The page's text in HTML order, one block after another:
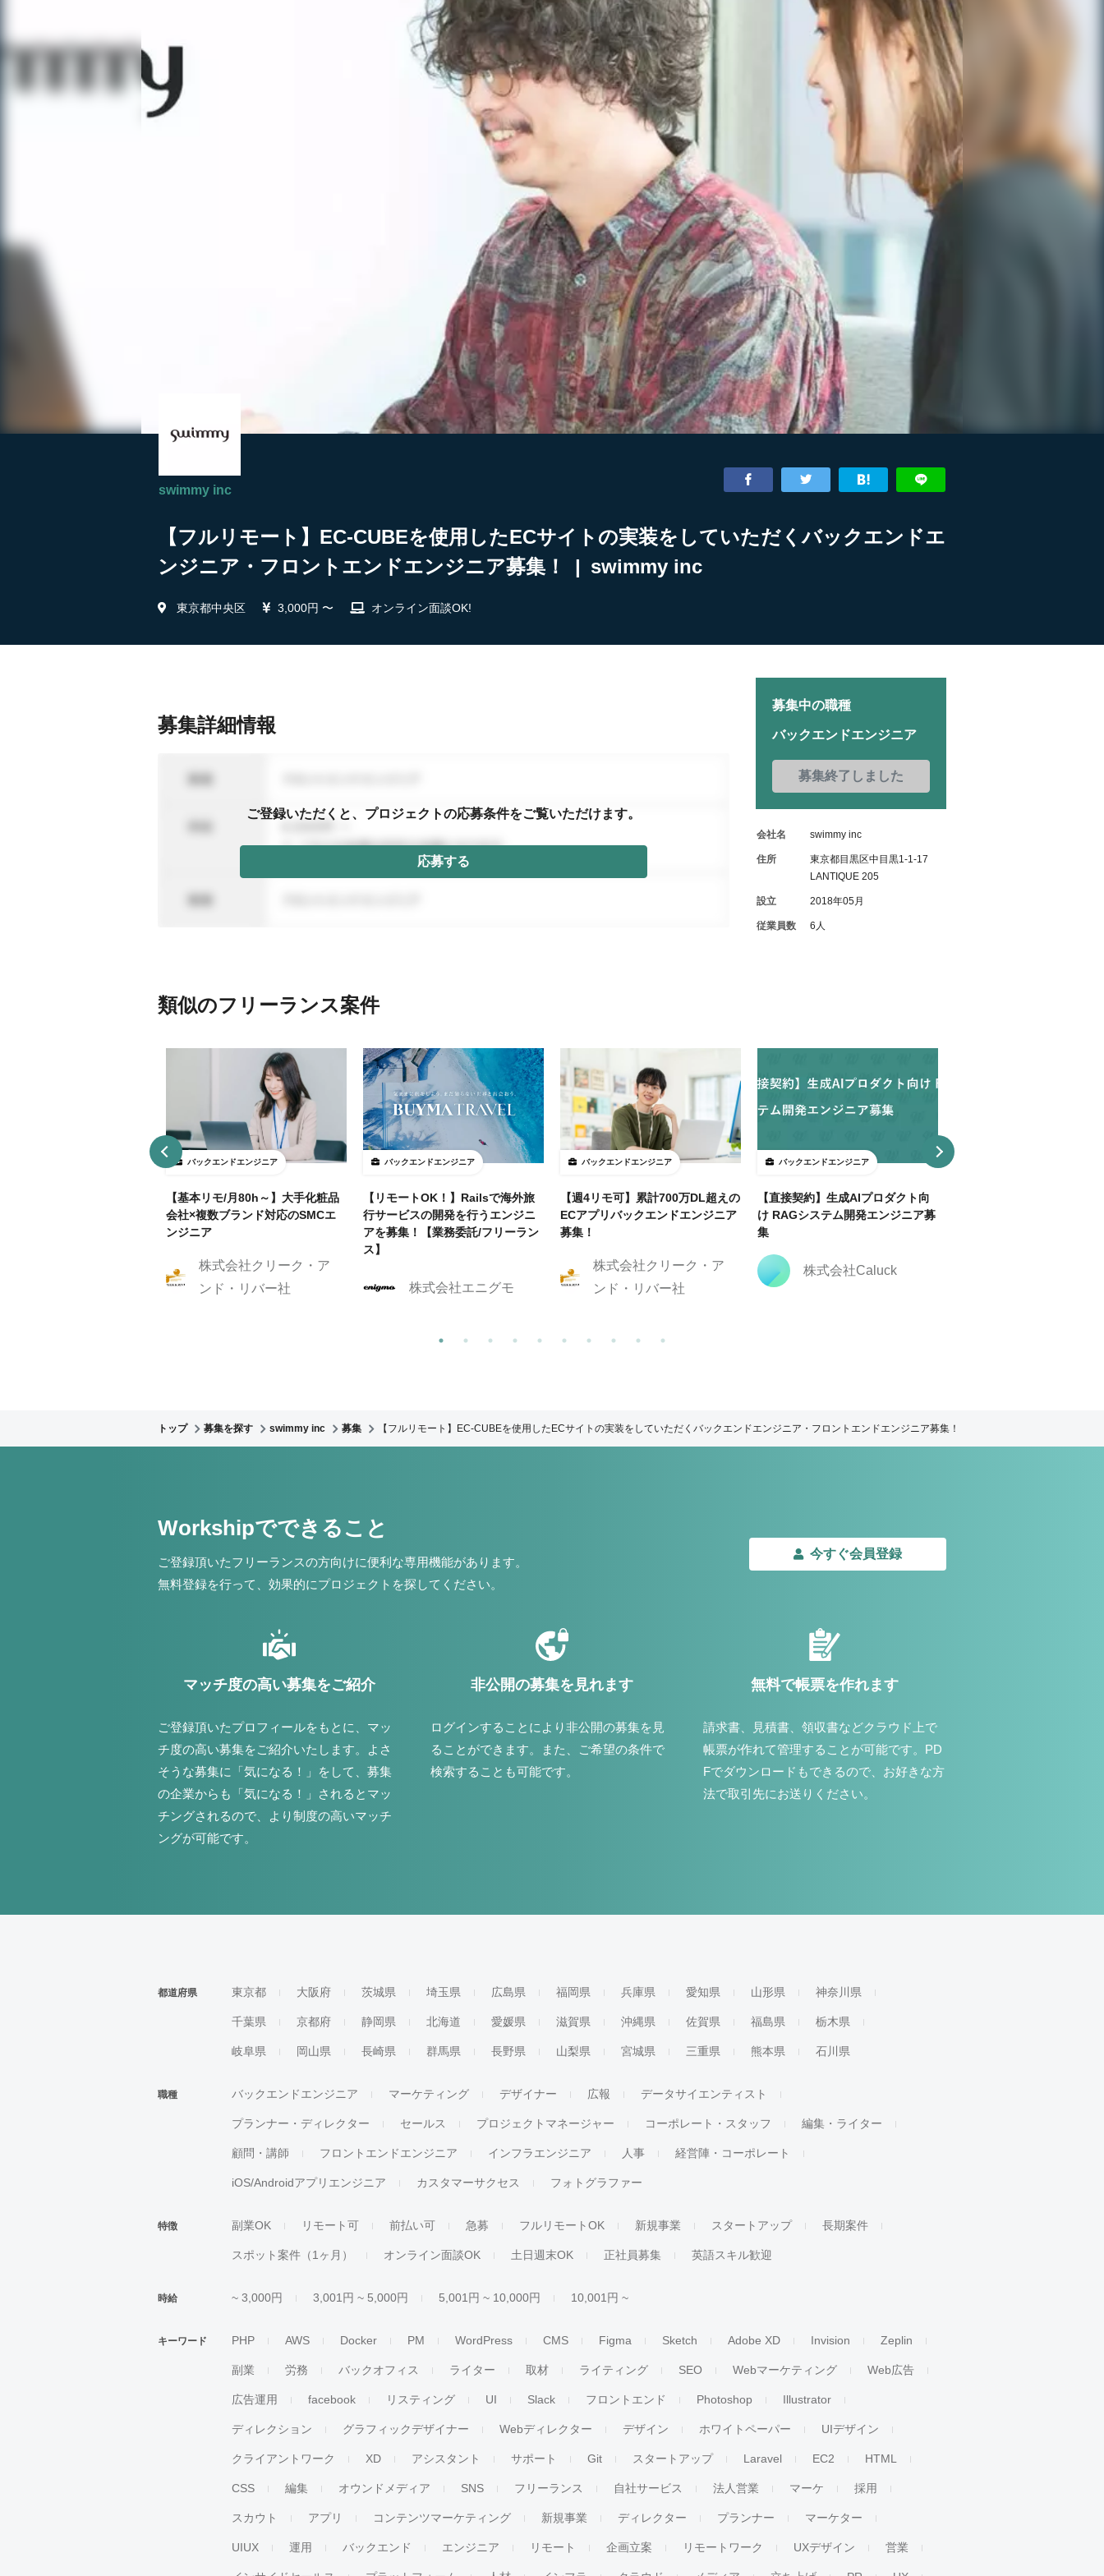
swimmy inc
【フルリモート】EC-CUBEを使用したECサイトの実装をしていただくバックエンドエ
ンジニア・フロントエンドエンジニア募集！ | swimmy inc
東京都中央区 3,000円 〜 オンライン面談OK!
募集詳細情報
ご登録いただくと、プロジェクトの応募条件をご覧いただけます。
応募する
募集中の職種
バックエンドエンジニア
募集終了しました
会社名 swimmy inc
住所
東京都目黒区中目黒1-1-17
LANTIQUE 205
設立 2018年05月
従業員数 6人
類似のフリーランス案件
バックエンドエンジニア
【基本リモ/月80h～】大手化粧品
会社×複数ブランド対応のSMCエ
ンジニア
株式会社クリーク・ア
ンド・リバー社
バックエンドエンジニア
【リモートOK！】Railsで海外旅
行サービスの開発を行うエンジニ
アを募集！【業務委託/フリーラン
ス】
株式会社エニグモ
バックエンドエンジニア
【週4リモ可】累計700万DL超えの
ECアプリバックエンドエンジニア
募集！
株式会社クリーク・ア
ンド・リバー社
バックエンドエンジニア
【直接契約】生成AIプロダクト向
け RAGシステム開発エンジニア募
集
株式会社Caluck
トップ 募集を探す swimmy inc 募集 【フルリモート】EC-CUBEを使用したECサイトの実装をしていただくバックエンドエンジニア・フロントエンドエンジニア募集！
Workshipでできること
ご登録頂いたフリーランスの方向けに便利な専用機能があります。
無料登録を行って、効果的にプロジェクトを探してください。
今すぐ会員登録
マッチ度の高い募集をご紹介
ご登録頂いたプロフィールをもとに、マッ
チ度の高い募集をご紹介いたします。よさ
そうな募集に「気になる！」をして、募集
の企業からも「気になる！」されるとマッ
チングされるので、より制度の高いマッチ
ングが可能です。
非公開の募集を見れます
ログインすることにより非公開の募集を見
ることができます。また、ご希望の条件で
検索することも可能です。
無料で帳票を作れます
請求書、見積書、領収書などクラウド上で
帳票が作れて管理することが可能です。PD
Fでダウンロードもできるので、お好きな方
法で取引先にお送りください。
都道府県 東京都 大阪府 茨城県 埼玉県 広島県 福岡県 兵庫県 愛知県 山形県 神奈川県
千葉県 京都府 静岡県 北海道 愛媛県 滋賀県 沖縄県 佐賀県 福島県 栃木県
岐阜県 岡山県 長崎県 群馬県 長野県 山梨県 宮城県 三重県 熊本県 石川県
職種 バックエンドエンジニア マーケティング デザイナー 広報 データサイエンティスト
プランナー・ディレクター セールス プロジェクトマネージャー コーポレート・スタッフ 編集・ライター
顧問・講師 フロントエンドエンジニア インフラエンジニア 人事 経営陣・コーポレート
iOS/Androidアプリエンジニア カスタマーサクセス フォトグラファー
特徴 副業OK リモート可 前払い可 急募 フルリモートOK 新規事業 スタートアップ 長期案件
スポット案件（1ヶ月） オンライン面談OK 土日週末OK 正社員募集 英語スキル歓迎
時給 ~ 3,000円 3,001円 ~ 5,000円 5,001円 ~ 10,000円 10,001円 ~
キーワード PHP AWS Docker PM WordPress CMS Figma Sketch Adobe XD Invision Zeplin
副業 労務 バックオフィス ライター 取材 ライティング SEO Webマーケティング Web広告
広告運用 facebook リスティング UI Slack フロントエンド Photoshop Illustrator
ディレクション グラフィックデザイナー Webディレクター デザイン ホワイトペーパー UIデザイン
クライアントワーク XD アシスタント サポート Git スタートアップ Laravel EC2 HTML
CSS 編集 オウンドメディア SNS フリーランス 自社サービス 法人営業 マーケ 採用
スカウト アプリ コンテンツマーケティング 新規事業 ディレクター プランナー マーケター
UIUX 運用 バックエンド エンジニア リモート 企画立案 リモートワーク UXデザイン 営業